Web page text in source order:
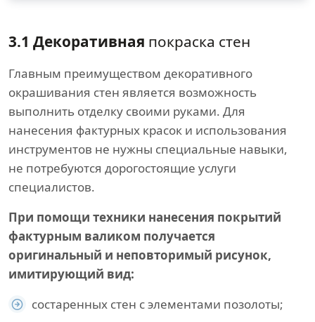
3.1 Декоративная покраска стен
Главным преимуществом декоративного
окрашивания стен является возможность
выполнить отделку своими руками. Для
нанесения фактурных красок и использования
инструментов не нужны специальные навыки,
не потребуются дорогостоящие услуги
специалистов.
При помощи техники нанесения покрытий
фактурным валиком получается
оригинальный и неповторимый рисунок,
имитирующий вид:
состаренных стен с элементами позолоты;